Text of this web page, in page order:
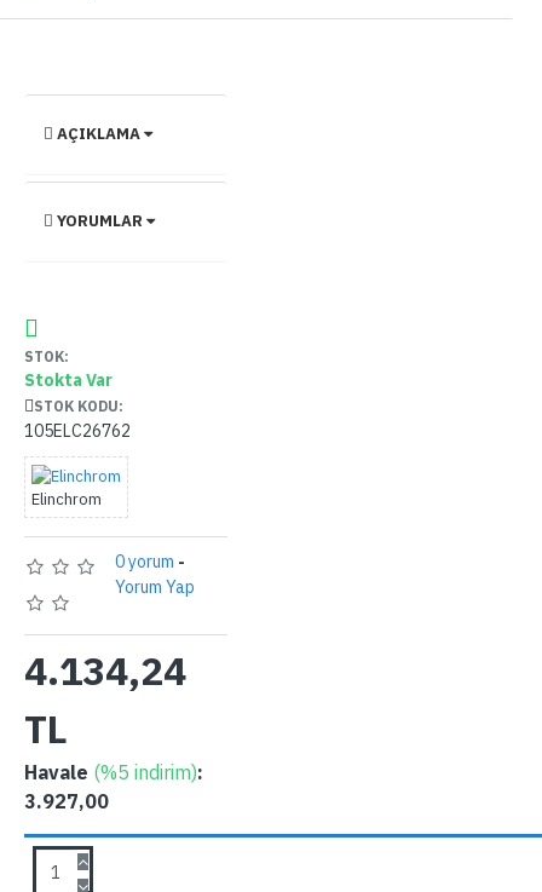
AÇIKLAMA
YORUMLAR
STOK:
Stokta Var
STOK KODU:
105ELC26762
Elinchrom
0 yorum -
Yorum Yap
4.134,24
TL
Havale (%5 indirim):
3.927,00